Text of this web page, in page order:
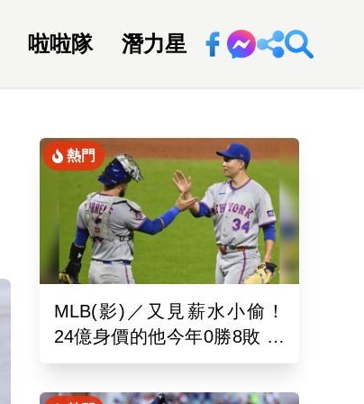
啦啦隊 潛力星 回新聞網
熱門
MLB(影)／又見薪水小偷！
24億身價的他今年0勝8敗 幽
靈指叉只能從牛棚出發